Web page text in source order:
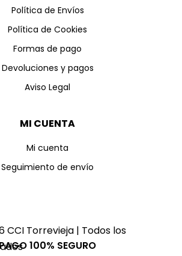
Política de Envíos
Política de Cookies
Formas de pago
Devoluciones y pagos
Aviso Legal
MI CUENTA
Mi cuenta
Seguimiento de envío
CCI Torrevieja | Todos los
100% SEGURO